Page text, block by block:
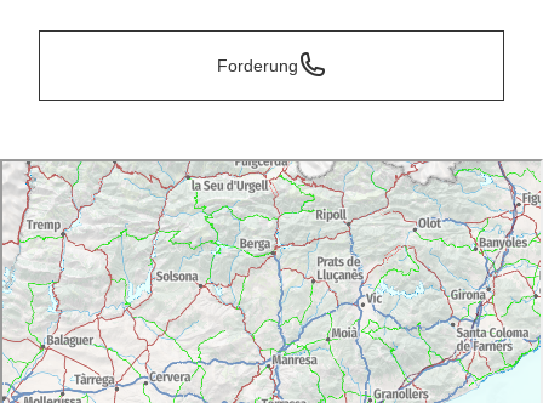
Forderung